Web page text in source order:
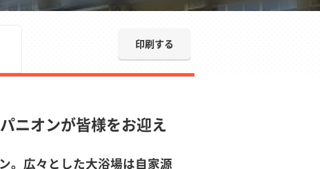
印刷する
ニオンが皆様をお迎え
。広々とした大浴場は自家源